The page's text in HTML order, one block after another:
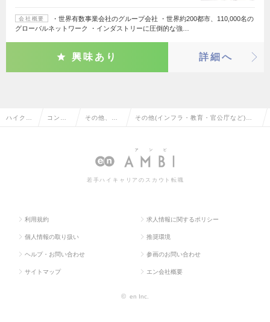
会社概要
・世界有数事業会社のグループ会社 ・世界約200都市、110,000名の
グローバルネットワーク ・インダストリーに圧倒的な強…
興味あり 詳細へ
ハイクラ コンサ その他、コ
ト系
その他(インフラ・教育・官公庁など)の
情報一覧
若手ハイキャリアのスカウト転職
利用規約 求人情報に関するポリシー
個人情報の取り扱い 推奨環境
ヘルプ・お問い合わせ 参画のお問い合わせ
サイトマップ エン会社概要
© en Inc.